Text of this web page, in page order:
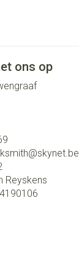
ons op
skynet.be
Reyskens